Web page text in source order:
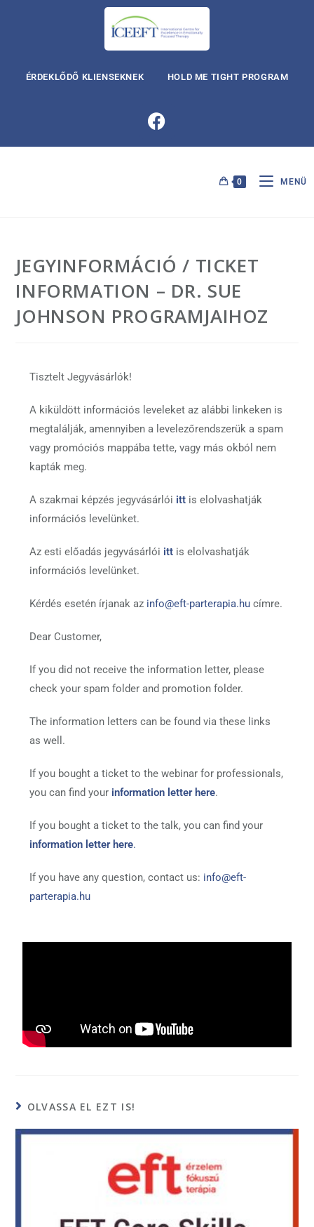
ÉRDEKLŐDŐ KLIENSEKNEK HOLD ME TIGHT PROGRAM
0 MENÜ
JEGYINFORMÁCIÓ / TICKET
INFORMATION – DR. SUE
JOHNSON PROGRAMJAIHOZ
Tisztelt Jegyvásárlók!
A kiküldött információs leveleket az alábbi linkeken is
megtalálják, amennyiben a levelezőrendszerük a spam
vagy promóciós mappába tette, vagy más okból nem
kapták meg.
A szakmai képzés jegyvásárlói itt is elolvashatják
információs levelünket.
Az esti előadás jegyvásárlói itt is elolvashatják
információs levelünket.
Kérdés esetén írjanak az info@eft-parterapia.hu címre.
Dear Customer,
If you did not receive the information letter, please
check your spam folder and promotion folder.
The information letters can be found via these links
as well.
If you bought a ticket to the webinar for professionals,
you can find your information letter here.
If you bought a ticket to the talk, you can find your
information letter here.
If you have any question, contact us: info@eft-
parterapia.hu
OLVASSA EL EZT IS!